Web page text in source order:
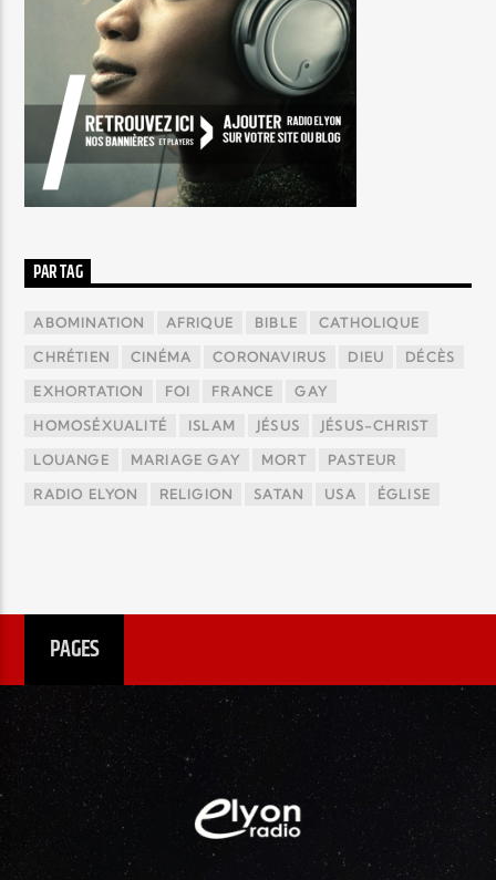
PAR TAG
ABOMINATION AFRIQUE BIBLE CATHOLIQUE
CHRÉTIEN CINÉMA CORONAVIRUS DIEU DÉCÈS
EXHORTATION FOI FRANCE GAY
HOMOSÉXUALITÉ ISLAM JÉSUS JÉSUS-CHRIST
LOUANGE MARIAGE GAY MORT PASTEUR
RADIO ELYON RELIGION SATAN USA ÉGLISE
PAGES